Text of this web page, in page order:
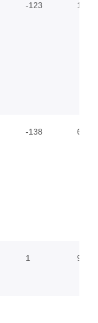
-123 1.12
-138 6.30
1 99.42